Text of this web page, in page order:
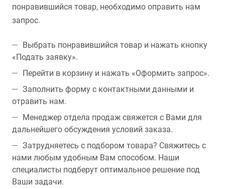
понравившийся товар, необходимо оправить нам
запрос.
Выбрать понравившийся товар и нажать кнопку
«Подать заявку».
Перейти в корзину и нажать «Оформить запрос».
Заполнить форму с контактными данными и
отравить нам.
Менеджер отдела продаж свяжется с Вами для
дальнейшего обсуждения условий заказа.
Затрудняетесь с подбором товара? Свяжитесь с
нами любым удобным Вам способом. Наши
специалисты подберут оптимальное решение под
Ваши задачи.